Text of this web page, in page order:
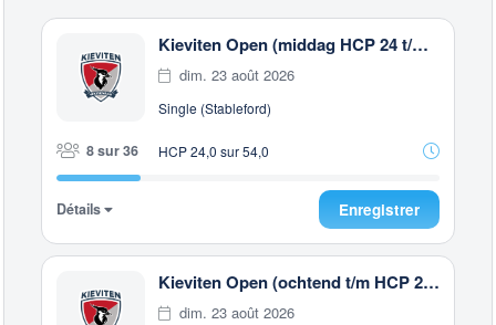
Kieviten Open (middag HCP 24 t/m 54)
dim. 23 août 2026
Single (Stableford)
8 sur 36 HCP 24,0 sur 54,0
Détails Enregistrer
Kieviten Open (ochtend t/m HCP 23.9)
dim. 23 août 2026